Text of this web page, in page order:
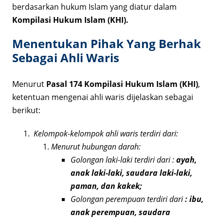
berdasarkan hukum Islam yang diatur dalam
Kompilasi Hukum Islam (KHI).
Menentukan Pihak Yang Berhak
Sebagai Ahli Waris
Menurut Pasal 174 Kompilasi Hukum Islam (KHI),
ketentuan mengenai ahli waris dijelaskan sebagai
berikut:
Kelompok-kelompok ahli waris terdiri dari:
Menurut hubungan darah:
Golongan laki-laki terdiri dari :ayah,
anak laki-laki, saudara laki-laki,
paman, dan kakek;
Golongan perempuan terdiri dari: ibu,
anak perempuan, saudara